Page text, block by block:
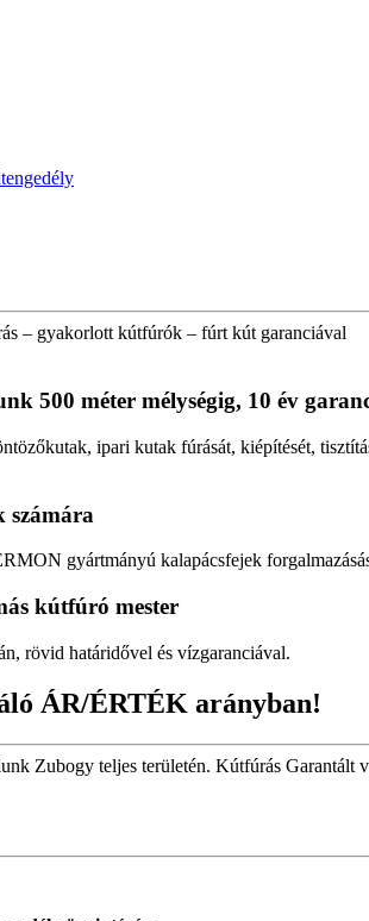
– gyakorlott kútfúrók – fúrt kút garanciával
500 méter mélységig, 10 év
ipari kutak fúrását, kiépítését,
számára
gyártmányú kalapácsfejek
kútfúró mester
rövid határidővel és vízgaranciával.
ÁR/ÉRTÉK arányban!
Zubogy teljes területén. Kútfúrás